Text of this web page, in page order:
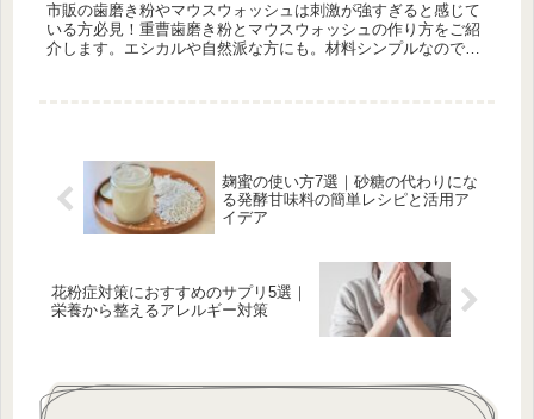
市販の歯磨き粉やマウスウォッシュは刺激が強すぎると感じて
いる方必見！重曹歯磨き粉とマウスウォッシュの作り方をご紹
介します。エシカルや自然派な方にも。材料シンプルなので節
麹蜜の使い方7選｜砂糖の代わりにな
る発酵甘味料の簡単レシピと活用ア
イデア
花粉症対策におすすめのサプリ5選｜
栄養から整えるアレルギー対策